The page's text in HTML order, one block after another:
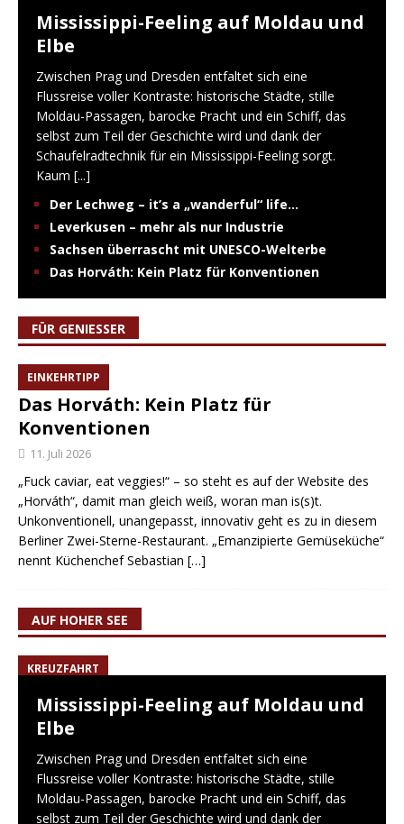
Mississippi-Feeling auf Moldau und
Elbe
Zwischen Prag und Dresden entfaltet sich eine
Flussreise voller Kontraste: historische Städte, stille
Moldau-Passagen, barocke Pracht und ein Schiff, das
selbst zum Teil der Geschichte wird und dank der
Schaufelradtechnik für ein Mississippi-Feeling sorgt.
Kaum [...]
Der Lechweg – it’s a „wanderful“ life…
Leverkusen – mehr als nur Industrie
Sachsen überrascht mit UNESCO-Welterbe
Das Horváth: Kein Platz für Konventionen
FÜR GENIESSER
EINKEHRTIPP
Das Horváth: Kein Platz für
Konventionen
11. Juli 2026
„Fuck caviar, eat veggies!“ – so steht es auf der Website des
„Horváth“, damit man gleich weiß, woran man is(s)t.
Unkonventionell, unangepasst, innovativ geht es zu in diesem
Berliner Zwei-Sterne-Restaurant. „Emanzipierte Gemüseküche“
nennt Küchenchef Sebastian […]
AUF HOHER SEE
KREUZFAHRT
Mississippi-Feeling auf Moldau und
Elbe
Zwischen Prag und Dresden entfaltet sich eine
Flussreise voller Kontraste: historische Städte, stille
Moldau-Passagen, barocke Pracht und ein Schiff, das
selbst zum Teil der Geschichte wird und dank der